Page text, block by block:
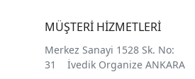
MÜŞTERİ HİZMETLERİ
Merkez Sanayi 1528 Sk. No:
31 İvedik Organize ANKARA